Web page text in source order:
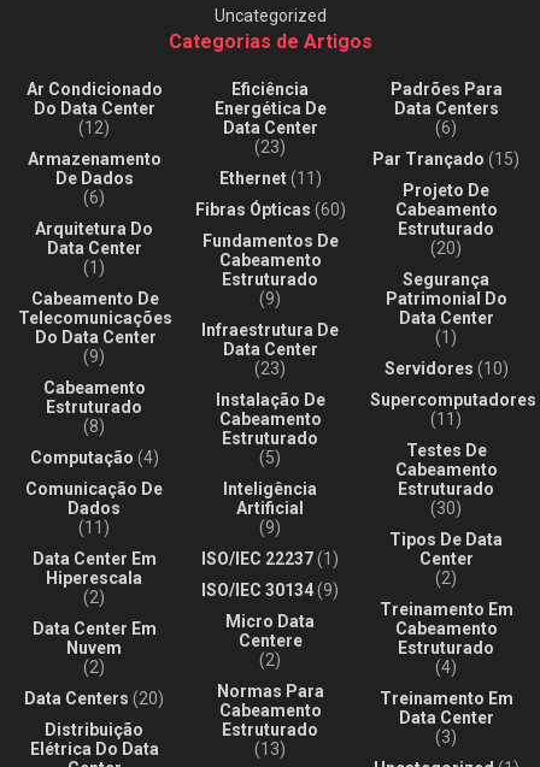
Uncategorized
Categorias de Artigos
Ar Condicionado
Do Data Center
(12)
Armazenamento
De Dados
(6)
Arquitetura Do
Data Center
(1)
Cabeamento De
Telecomunicações
Do Data Center
(9)
Cabeamento
Estruturado
(8)
Computação (4)
Comunicação De
Dados
(11)
Data Center Em
Hiperescala
(2)
Data Center Em
Nuvem
(2)
Data Centers (20)
Distribuição
Elétrica Do Data
Eficiência
Energética De
Data Center
(23)
Ethernet(11)
Fibras Ópticas (60)
Fundamentos De
Cabeamento
Estruturado
(9)
Infraestrutura De
Data Center
(23)
Instalação De
Cabeamento
Estruturado
(5)
Inteligência
Artificial
(9)
ISO/IEC 22237(1)
ISO/IEC 30134(9)
Micro Data
Centere
(2)
Normas Para
Cabeamento
Estruturado
(13)
Padrões Para
Data Centers
(6)
Par Trançado (15)
Projeto De
Cabeamento
Estruturado
(20)
Segurança
Patrimonial Do
Data Center
(1)
Servidores (10)
Supercomputadores
(11)
Testes De
Cabeamento
Estruturado
(30)
Tipos De Data
Center
(2)
Treinamento Em
Cabeamento
Estruturado
(4)
Treinamento Em
Data Center
(3)